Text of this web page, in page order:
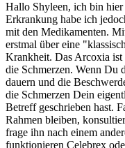
Hallo Shyleen, ich bin
Erkrankung habe ich
mit den Medikamenten.
erstmal über eine
Krankheit. Das Arcoxia ist
die Schmerzen. Wenn Du
dauern und die
die Schmerzen Dein
Betreff geschrieben hast.
Rahmen bleiben,
frage ihn nach einem
funktionieren Celebrex